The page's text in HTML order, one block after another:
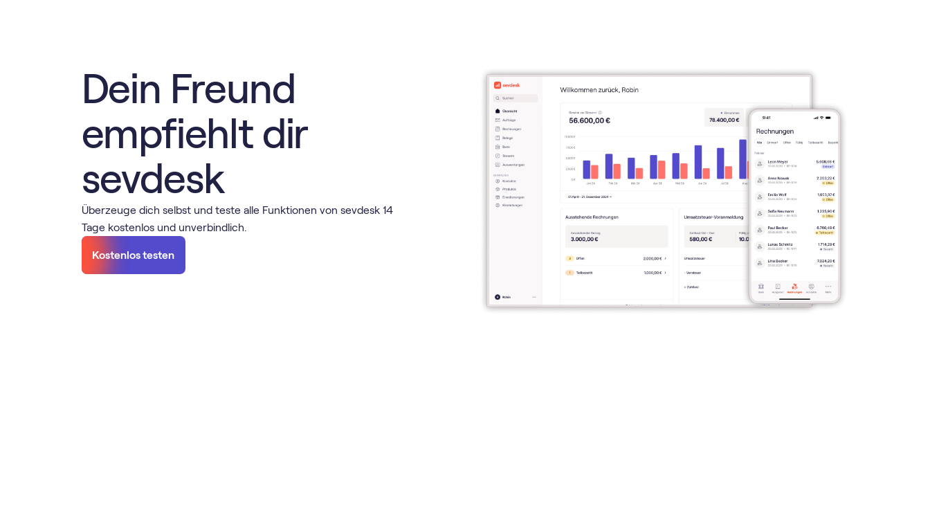
Dein Freund
empfiehlt dir
sevdesk
Überzeuge dich selbst und teste alle Funktionen von sevdesk 14
Tage kostenlos und unverbindlich.
Kostenlos testen